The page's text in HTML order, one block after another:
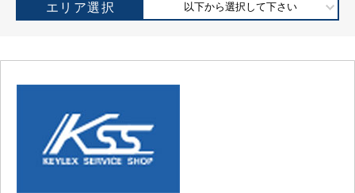
エリア選択 以下から選択して下さい